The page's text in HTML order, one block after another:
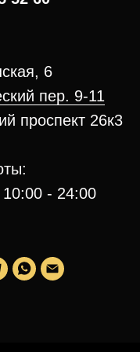
6
пер. 9-11
проспект 26к3
- 24:00